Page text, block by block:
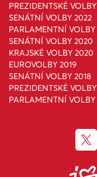
PREZIDENTSKÉ
SENÁTNÍ VOLBY 2022
PARLAMENTNÍ VOLBY
SENÁTNÍ VOLBY 2020
KRAJSKÉ VOLBY 2020
EUROVOLBY 2019
SENÁTNÍ VOLBY 2018
PREZIDENTSKÉ
PARLAMENTNÍ VOLBY